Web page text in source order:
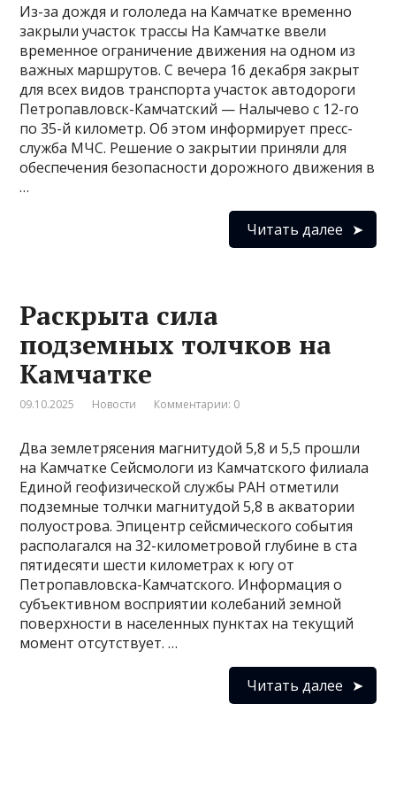
Из-за дождя и гололеда на Камчатке временно
закрыли участок трассы На Камчатке ввели
временное ограничение движения на одном из
важных маршрутов. С вечера 16 декабря закрыт
для всех видов транспорта участок автодороги
Петропавловск-Камчатский — Налычево с 12-го
по 35-й километр. Об этом информирует пресс-
служба МЧС. Решение о закрытии приняли для
обеспечения безопасности дорожного движения в
…
Читать далее
Раскрыта сила
подземных толчков на
Камчатке
09.10.2025 Новости Комментарии: 0
Два землетрясения магнитудой 5,8 и 5,5 прошли
на Камчатке Сейсмологи из Камчатского филиала
Единой геофизической службы РАН отметили
подземные толчки магнитудой 5,8 в акватории
полуострова. Эпицентр сейсмического события
располагался на 32-километровой глубине в ста
пятидесяти шести километрах к югу от
Петропавловска-Камчатского. Информация о
субъективном восприятии колебаний земной
поверхности в населенных пунктах на текущий
момент отсутствует. …
Читать далее